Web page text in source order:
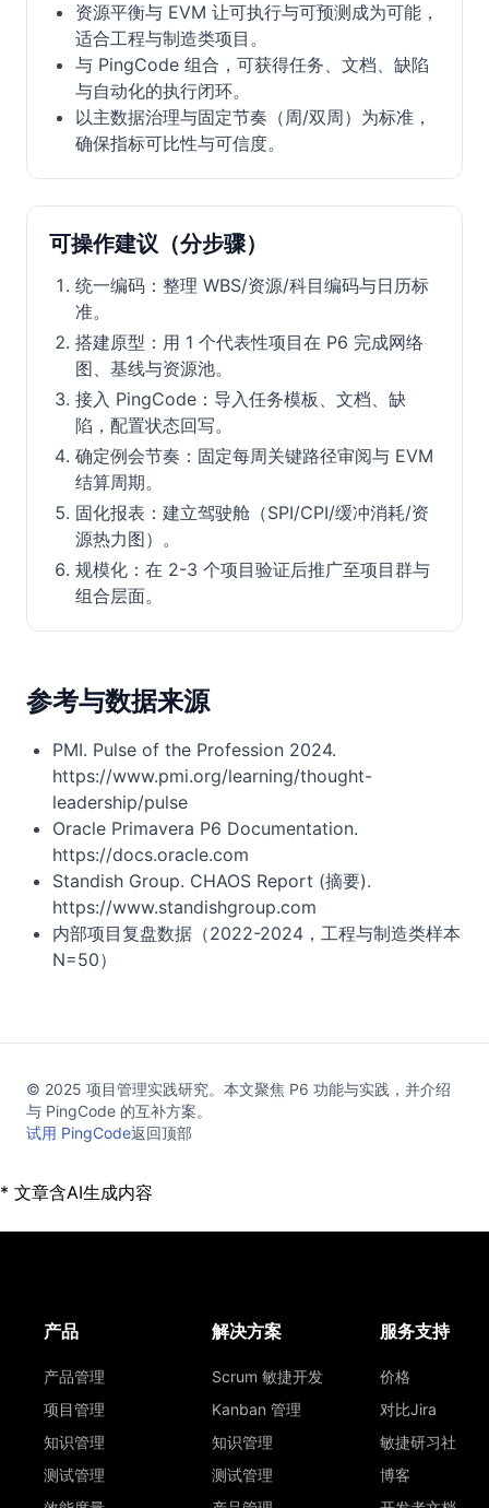
资源平衡与 EVM 让可执行与可预测成为可能，
适合工程与制造类项目。
与 PingCode 组合，可获得任务、文档、缺陷
与自动化的执行闭环。
以主数据治理与固定节奏（周/双周）为标准，
确保指标可比性与可信度。
可操作建议（分步骤）
统一编码：整理 WBS/资源/科目编码与日历标
准。
搭建原型：用 1 个代表性项目在 P6 完成网络
图、基线与资源池。
接入 PingCode：导入任务模板、文档、缺
陷，配置状态回写。
确定例会节奏：固定每周关键路径审阅与 EVM
结算周期。
固化报表：建立驾驶舱（SPI/CPI/缓冲消耗/资
源热力图）。
规模化：在 2-3 个项目验证后推广至项目群与
组合层面。
参考与数据来源
PMI. Pulse of the Profession 2024.
https://www.pmi.org/learning/thought-
leadership/pulse
Oracle Primavera P6 Documentation.
https://docs.oracle.com
Standish Group. CHAOS Report (摘要).
https://www.standishgroup.com
内部项目复盘数据（2022-2024，工程与制造类样本
N=50）
© 2025 项目管理实践研究。本文聚焦 P6 功能与实践，并介绍
与 PingCode 的互补方案。
试用 PingCode返回顶部
* 文章含AI生成内容
产品
产品管理
项目管理
知识管理
测试管理
解决方案
Scrum 敏捷开发
Kanban 管理
知识管理
测试管理
服务支持
价格
对比Jira
敏捷研习社
博客